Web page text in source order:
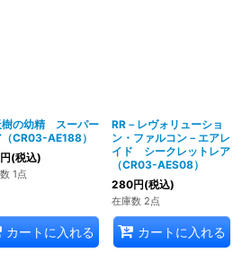
樹の幼精 スーパー
（CR03-AE188）
円(税込)
1点
カートに入れる
RR－レヴォリューショ
ン・ファルコン－エアレ
イド シークレットレア
（CR03-AES08）
280円(税込)
在庫数 2点
カートに入れる